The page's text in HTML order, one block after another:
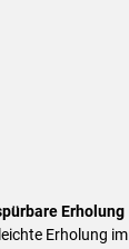
Erholung
Erholung im